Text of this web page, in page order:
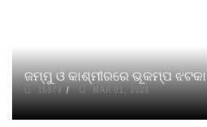
ଜମ୍ମୁ ଓ କାଶ୍ମୀରରେ ଭୂକମ୍ପ ଝଟକା
15973 MAR 01, 2026